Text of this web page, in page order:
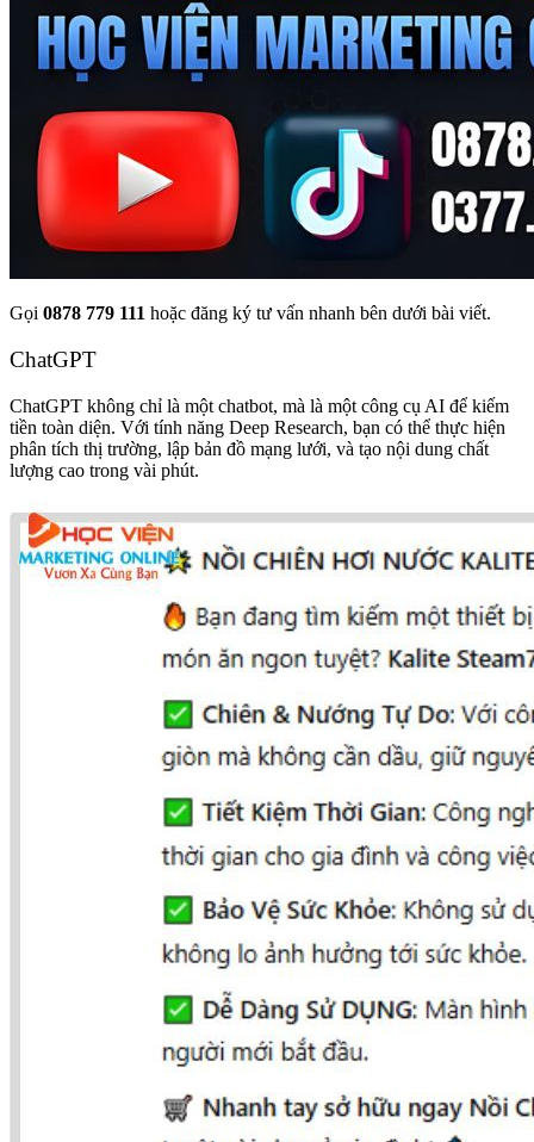
Gọi 0878 779 111 hoặc đăng ký tư vấn nhanh bên dưới bài viết.
ChatGPT
ChatGPT không chỉ là một chatbot, mà là một công cụ AI để kiếm
tiền toàn diện. Với tính năng Deep Research, bạn có thể thực hiện
phân tích thị trường, lập bản đồ mạng lưới, và tạo nội dung chất
lượng cao trong vài phút.